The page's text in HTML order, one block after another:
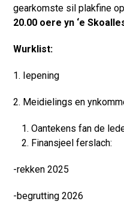
gearkomste sil plakfine
20.00 oere yn ‘e
Wurklist:
1. Iepening
2. Meidielings en
Oantekens fan de
Finansjeel ferslach:
-rekken 2025
-begrutting 2026